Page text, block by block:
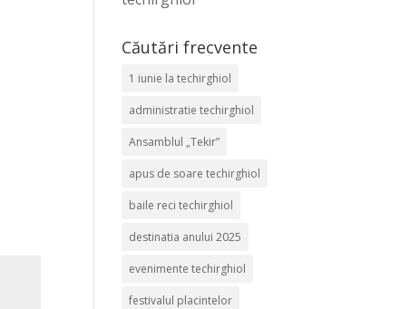
Căutări frecvente
1 iunie la techirghiol
administratie techirghiol
Ansamblul „Tekir”
apus de soare techirghiol
baile reci techirghiol
destinatia anului 2025
evenimente techirghiol
festivalul placintelor